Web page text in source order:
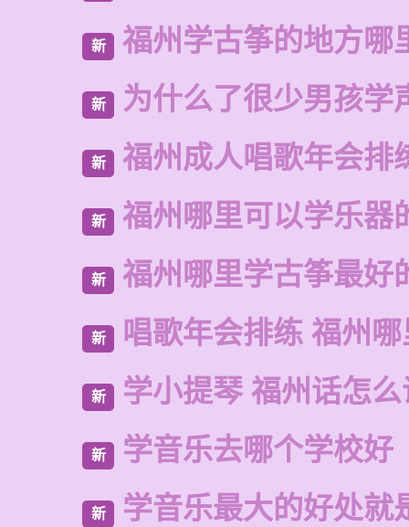
新 福州学古筝的地方哪
新 为什么了很少男孩学
新 福州成人唱歌年会排
新 福州哪里可以学乐器
新 福州哪里学古筝最好
新 唱歌年会排练 福州
新 学小提琴 福州话怎
新 学音乐去哪个学校好
新 学音乐最大的好处就